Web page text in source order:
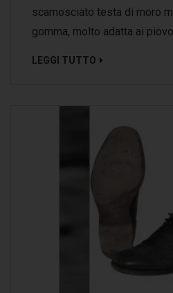
scamosciato testa di moro
gomma, molto adatta ai
LEGGI TUTTO